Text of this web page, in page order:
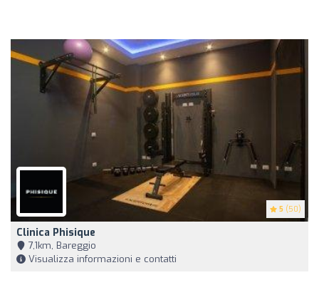
5 (50)
Clinica Phisique
7,1km, Bareggio
Visualizza informazioni e contatti